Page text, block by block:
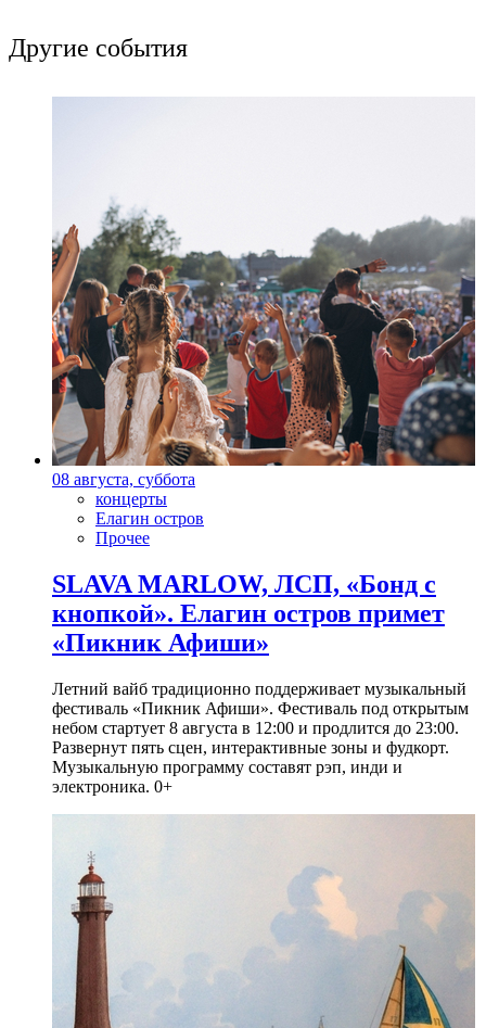
Другие события
08 августа, суббота
концерты
Елагин остров
Прочее
SLAVA MARLOW, ЛСП, «Бонд с
кнопкой». Елагин остров примет
«Пикник Афиши»
Летний вайб традиционно поддерживает музыкальный
фестиваль «Пикник Афиши». Фестиваль под открытым
небом стартует 8 августа в 12:00 и продлится до 23:00.
Развернут пять сцен, интерактивные зоны и фудкорт.
Музыкальную программу составят рэп, инди и
электроника. 0+